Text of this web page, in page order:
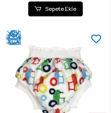
Sepete Ekle